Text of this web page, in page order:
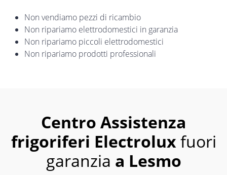
Non vendiamo pezzi di ricambio
Non ripariamo elettrodomestici in garanzia
Non ripariamo piccoli elettrodomestici
Non ripariamo prodotti professionali
Centro Assistenza
frigoriferi Electrolux fuori
garanzia a Lesmo